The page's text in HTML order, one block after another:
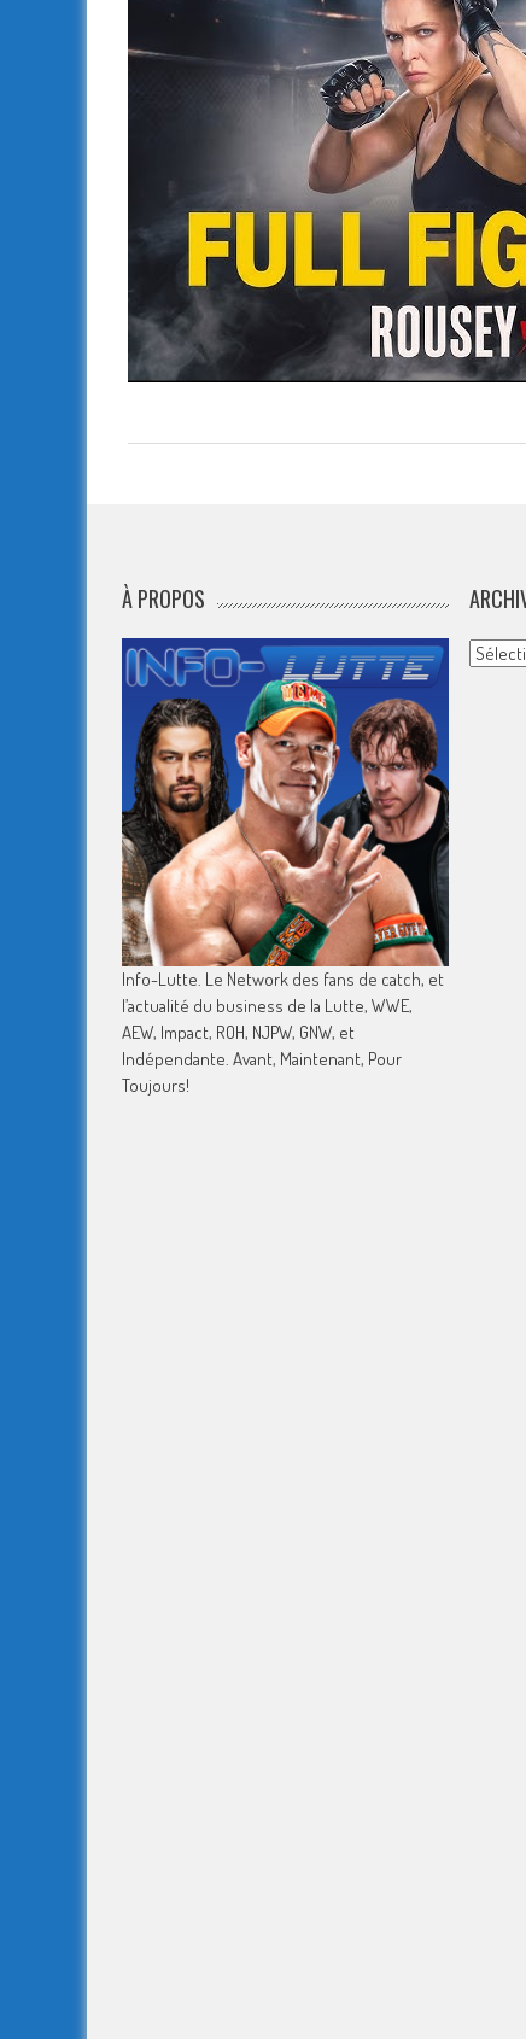
À PROPOS
Info-Lutte. Le Network des fans de catch, et
l’actualité du business de la Lutte, WWE,
AEW, Impact, ROH, NJPW, GNW, et
Indépendante. Avant, Maintenant, Pour
Toujours!